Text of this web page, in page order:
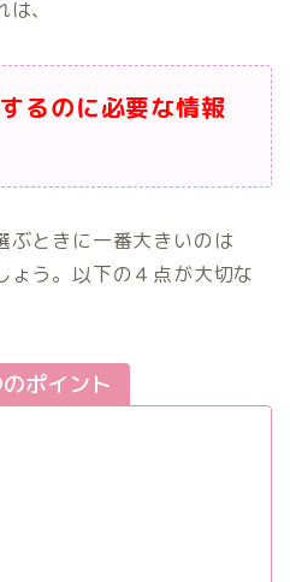
、
るのに必要な情報
ぶときに一番大きいのは
ょう。以下の４点が大切な
ポイント